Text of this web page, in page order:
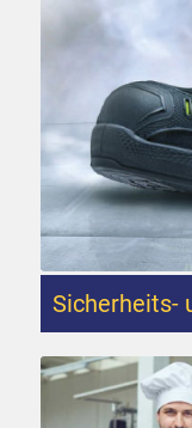
Sicherheits-